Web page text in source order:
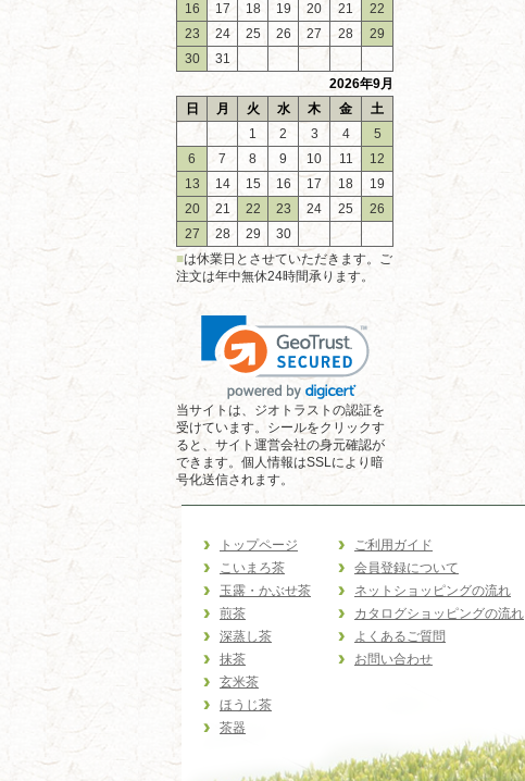
16
17 18 19 20 21
22
23
24 25 26 27 28
29
30
31
2026年9月
日
月 火 水 木 金
土
1
2 3 4
5
6
7 8 9 10 11
12
13
14 15 16 17 18
19
20
21 22 23 24 25
26
27
28 29
30
■は休業日とさせていただきます。ご
注文は年中無休24時間承ります。
当サイトは、ジオトラストの認証を
受けています。シールをクリックす
ると、サイト運営会社の身元確認が
できます。個人情報はSSLにより暗
号化送信されます。
トップページ
こいまろ茶
玉露・かぶせ茶
煎茶
深蒸し茶
抹茶
玄米茶
ほうじ茶
茶器
ご利用ガイド
会員登録について
ネットショッピングの流れ
カタログショッピングの流れ
よくあるご質問
お問い合わせ